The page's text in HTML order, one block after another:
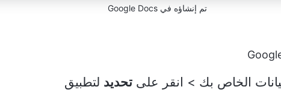
تم إنشاؤه في Google Docs
الخاص بك > انقر على تحديد لتطبيق